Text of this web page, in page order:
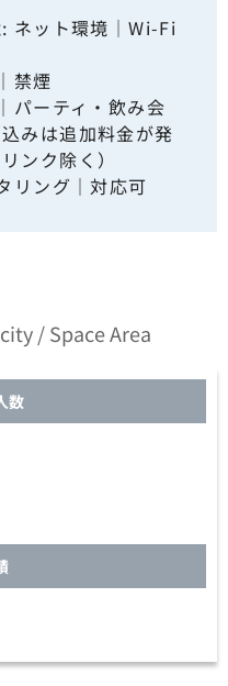
ネット環境｜Wi-Fi
禁煙
パーティ・飲み会
みは追加料金が発
ンク除く）
リング｜対応可
/ Space Area
数